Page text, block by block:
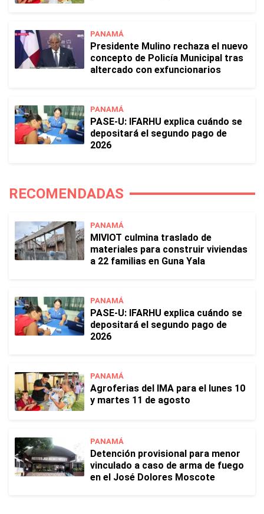
PANAMÁ
Presidente Mulino rechaza el nuevo
concepto de Policía Municipal tras
altercado con exfuncionarios
PANAMÁ
PASE-U: IFARHU explica cuándo se
depositará el segundo pago de
2026
RECOMENDADAS
PANAMÁ
MIVIOT culmina traslado de
materiales para construir viviendas
a 22 familias en Guna Yala
PANAMÁ
PASE-U: IFARHU explica cuándo se
depositará el segundo pago de
2026
PANAMÁ
Agroferias del IMA para el lunes 10
y martes 11 de agosto
PANAMÁ
Detención provisional para menor
vinculado a caso de arma de fuego
en el José Dolores Moscote